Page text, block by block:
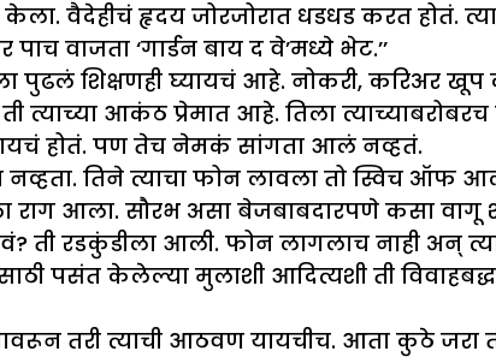
वैदेहीचं हृदय जोरजोरात धडधड करत होतं.
वाजता ‘गार्डन बाय द वे’मध्ये भेट.’’
पुढलं शिक्षणही घ्यायचं आहे. नोकरी, करिअर
त्याच्या आकंठ प्रेमात आहे. तिला
होतं. पण तेच नेमकं सांगता आलं नव्हतं.
तिने त्याचा फोन लावला तो स्विच ऑफ
राग आला. सौरभ असा बेजबाबदारपणे कसा
ती रडकुंडीला आली. फोन लागलाच नाही अन्
पसंत केलेल्या मुलाशी आदित्यशी ती
तरी त्याची आठवण यायचीच. आता कुठे जरा